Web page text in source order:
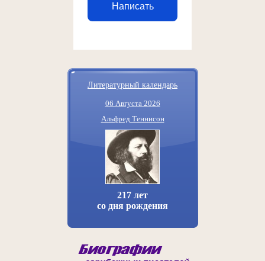
Написать
Литературный календарь
06 Августа 2026
Альфред Теннисон
217 лет
со дня рождения